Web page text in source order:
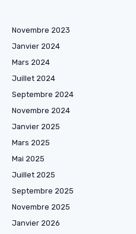
Novembre 2023
Janvier 2024
Mars 2024
Juillet 2024
Septembre 2024
Novembre 2024
Janvier 2025
Mars 2025
Mai 2025
Juillet 2025
Septembre 2025
Novembre 2025
Janvier 2026